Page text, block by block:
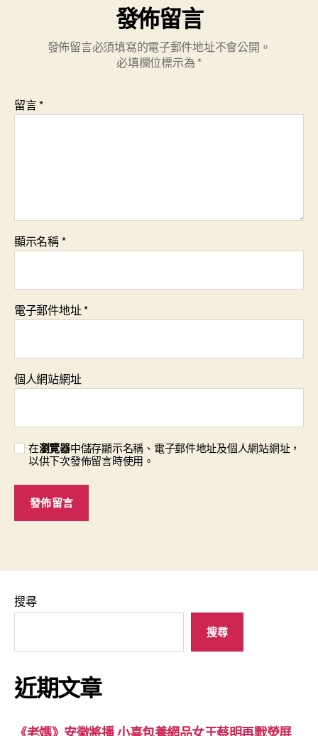
發佈留言
發佈留言必須填寫的電子郵件地址不會公開。
必填欄位標示為 *
留言*
顯示名稱*
電子郵件地址*
個人網站網址
在瀏覽器中儲存顯示名稱、電子郵件地址及個人網站網址，
以供下次發佈留言時使用。
搜尋
搜尋
近期文章
《老媽》安徽將播 小喜包養網品女王蔡明再戰熒屏